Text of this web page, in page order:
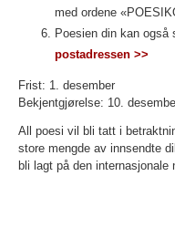
med ordene
Poesien din kan også
postadressen >>
Frist: 1. desember
Bekjentgjørelse: 10.
All poesi vil bli tatt i
store mengde av innsendte
bli lagt på den internasjonale